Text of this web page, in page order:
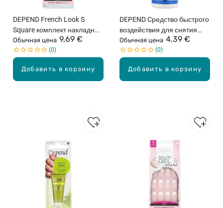
Добавить в корзину
DEPEND French Look S
Square комплект накладных
ногтей, 24шт.
Обычная цена 9,69 €
0
Добавить в корзину
DEPEND Cредство быстрого
воздействия для снятия
лака для ногтей с
дозатором, 125мл
Обычная цена 4,39 €
0